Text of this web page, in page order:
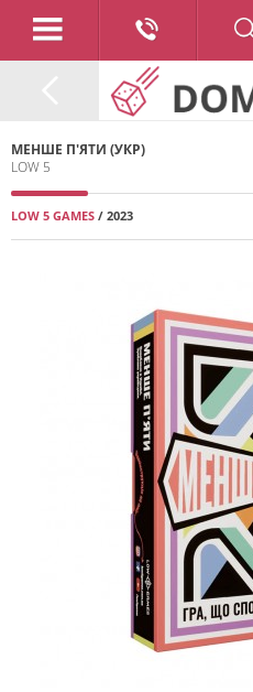
МЕНШЕ П'ЯТИ (УКР)
LOW 5
LOW 5 GAMES / 2023